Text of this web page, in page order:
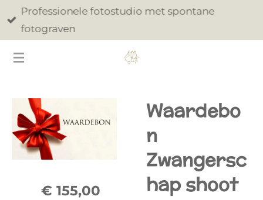
Ga
direct
de
Professionele fotostudio met spontane
fotograven
Waardebo
n
Zwangersc
hap shoot
€ 155,00